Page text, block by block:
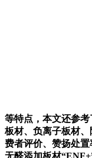
等特点，本文还参
板材、负离子板材
费者评价、赞扬处
无醛添加板材